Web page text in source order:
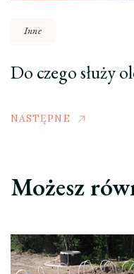
Inne
Do czego służy
NASTĘPNE
Możesz